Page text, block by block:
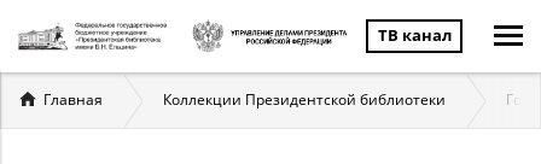
ТВ канал
Вы
здесь
Главная Коллекции Президентской библиотеки